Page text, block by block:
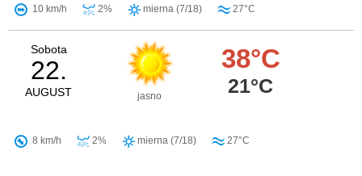
10 km/h 2% mierna (7/18) 27°C
Sobota
22.
AUGUST jasno
38°C
21°C
8 km/h 2% mierna (7/18) 27°C